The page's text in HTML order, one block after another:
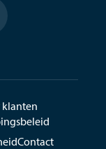
klanten
Contact